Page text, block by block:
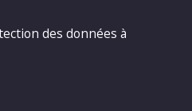
des données à